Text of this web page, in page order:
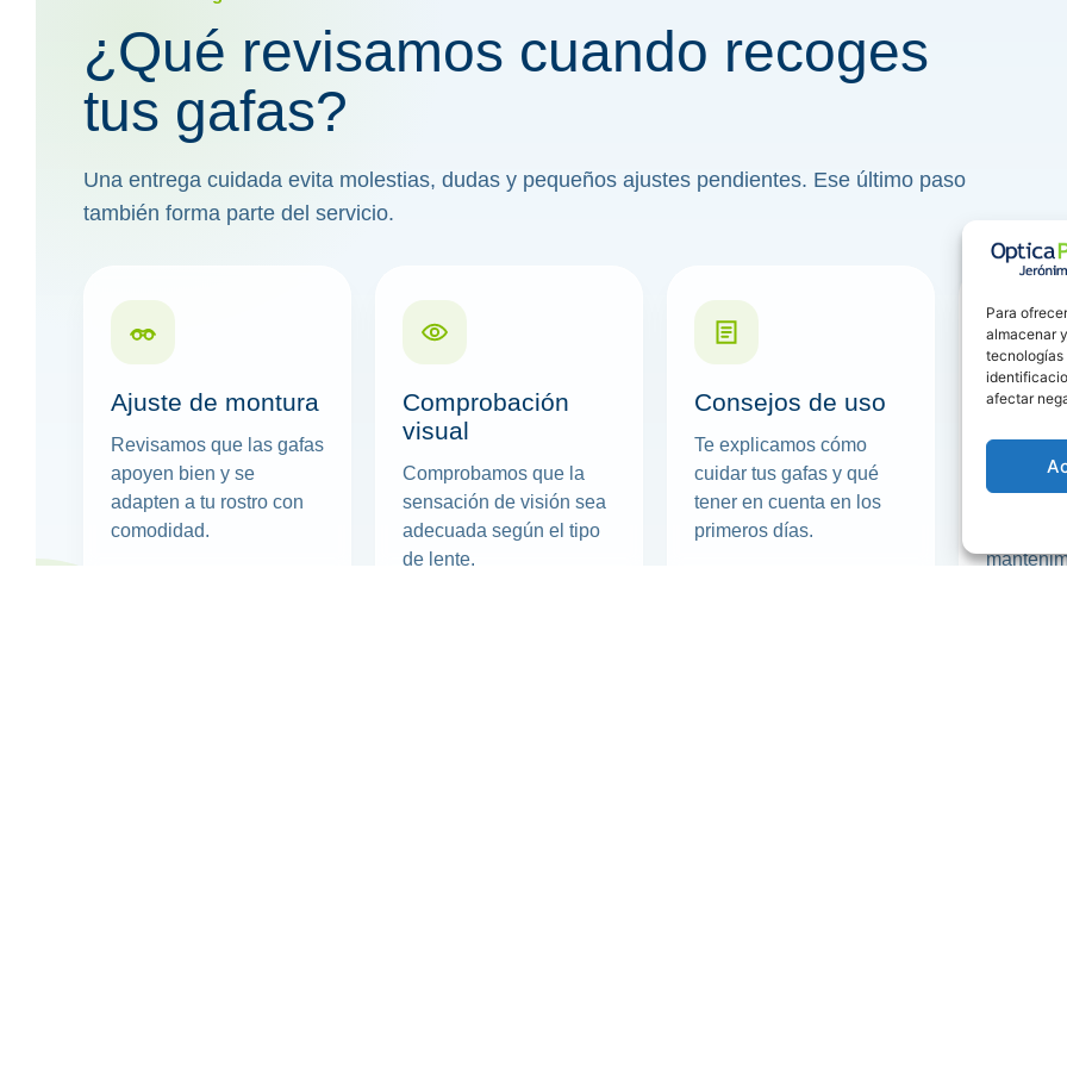
Para
almacenar
tecnologías
afectar
¿Qué revisamos cuando recoges
tus gafas?
Una entrega cuidada evita molestias, dudas y pequeños ajustes pendientes. Ese último paso
también forma parte del servicio.
Ajuste de montura
Revisamos que las gafas
apoyen bien y se
adapten a tu rostro con
comodidad.
Comprobación
visual
Comprobamos que la
sensación de visión sea
adecuada según el tipo
de lente.
Consejos de uso
Te explicamos cómo
cuidar tus gafas y qué
tener en cuenta en los
primeros días.
Antes
sobre